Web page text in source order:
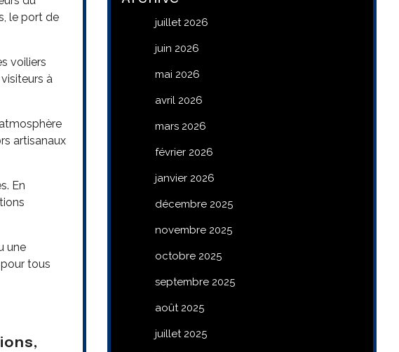
le port de
voiliers
à
artisanaux
En
une
tous
juillet 2026
juin 2026
mai 2026
avril 2026
mars 2026
février 2026
janvier 2026
décembre 2025
novembre 2025
octobre 2025
septembre 2025
août 2025
juillet 2025